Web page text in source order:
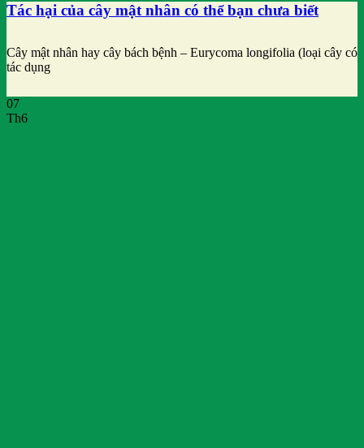
Tác hại của cây mật nhân có thể bạn chưa biết
Cây mật nhân hay cây bách bệnh – Eurycoma longifolia (loại cây có
tác dụng
07
Th6